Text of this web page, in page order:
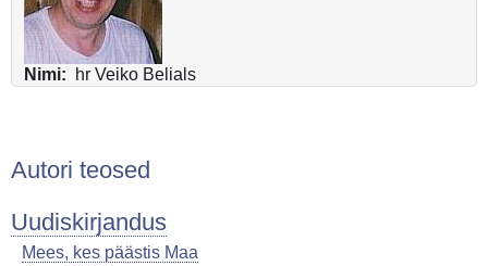
Nimi hr Veiko Belials
Autori teosed
Uudiskirjandus
Mees, kes päästis Maa